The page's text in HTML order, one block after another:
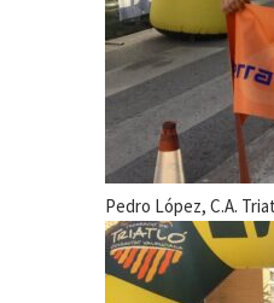
Pedro López, C.A.